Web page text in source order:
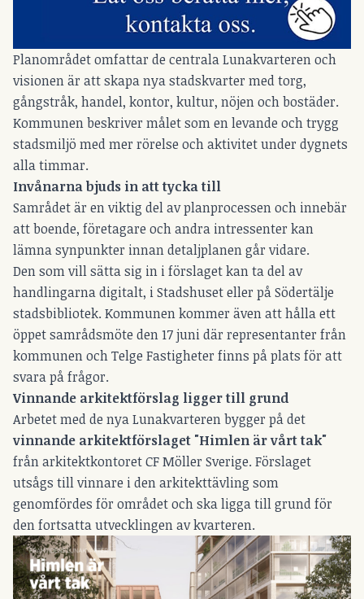
Planområdet omfattar de centrala Lunakvarteren och
visionen är att skapa nya stadskvarter med torg,
gångstråk, handel, kontor, kultur, nöjen och bostäder.
Kommunen beskriver målet som en levande och trygg
stadsmiljö med mer rörelse och aktivitet under dygnets
alla timmar.
Invånarna bjuds in att tycka till
Samrådet är en viktig del av planprocessen och innebär
att boende, företagare och andra intressenter kan
lämna synpunkter innan detaljplanen går vidare.
Den som vill sätta sig in i förslaget kan ta del av
handlingarna digitalt, i Stadshuset eller på Södertälje
stadsbibliotek. Kommunen kommer även att hålla ett
öppet samrådsmöte den 17 juni där representanter från
kommunen och Telge Fastigheter finns på plats för att
svara på frågor.
Vinnande arkitektförslag ligger till grund
Arbetet med de nya Lunakvarteren bygger på det
vinnande arkitektförslaget "Himlen är vårt tak"
från arkitektkontoret CF Möller Sverige. Förslaget
utsågs till vinnare i den arkitekttävling som
genomfördes för området och ska ligga till grund för
den fortsatta utvecklingen av kvarteren.